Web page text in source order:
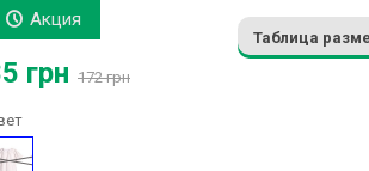
Акция
грн 172 грн
Таблица